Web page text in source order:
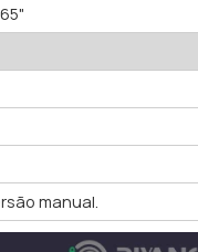
manual.